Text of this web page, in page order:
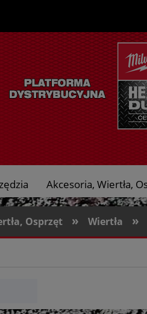
Akcesoria, Wiertła,
Osprzęt » Wiertła »